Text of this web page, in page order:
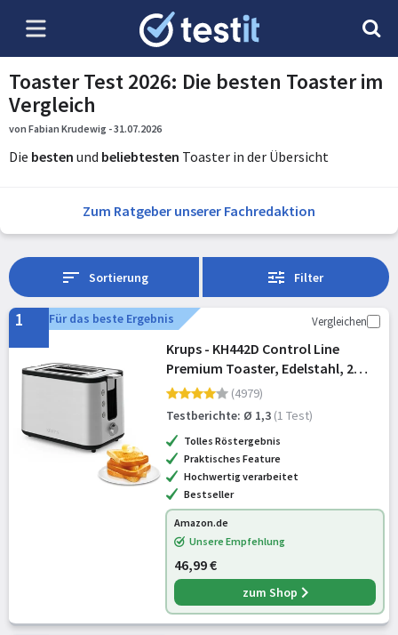
Toaster Test 2026: Die besten Toaster im
Vergleich
von Fabian Krudewig - 31.07.2026
Die besten und beliebtesten Toaster in der Übersicht
Zum Ratgeber unserer Fachredaktion
Sortierung Filter
1 Für das beste Ergebnis Vergleichen
Krups - KH442D Control Line
Premium Toaster, Edelstahl, 2
kurze Schlitze für 2 Scheiben,
Brötchenaufsatz, 6
Bräunungsgrade, 850 W, 23.6 x 32.4
x 20.2 cm, Silb
(4979)
Testberichte: Ø 1,3 (1 Test)
Tolles Röstergebnis
Praktisches Feature
Hochwertig verarbeitet
Bestseller
Amazon.de
Unsere Empfehlung
46,99 €
zum Shop